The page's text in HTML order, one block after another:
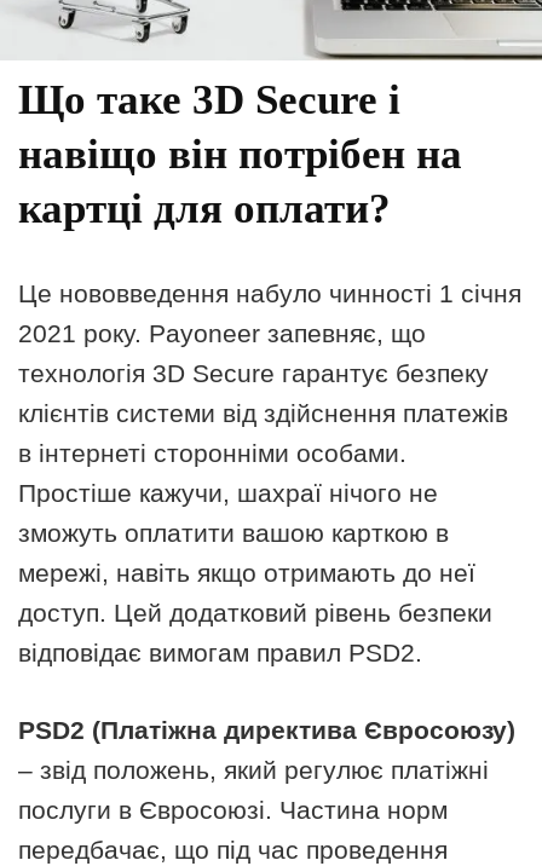
Що таке 3D Secure і
навіщо він потрібен на
картці для оплати?
Це нововведення набуло чинності 1 січня
2021 року. Payoneer запевняє, що
технологія 3D Secure гарантує безпеку
клієнтів системи від здійснення платежів
в інтернеті сторонніми особами.
Простіше кажучи, шахраї нічого не
зможуть оплатити вашою карткою в
мережі, навіть якщо отримають до неї
доступ. Цей додатковий рівень безпеки
відповідає вимогам правил PSD2.
PSD2 (Платіжна директива Євросоюзу)
– звід положень, який регулює платіжні
послуги в Євросоюзі. Частина норм
передбачає, що під час проведення